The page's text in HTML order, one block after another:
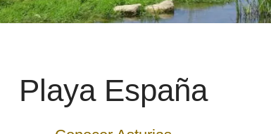
Playa España